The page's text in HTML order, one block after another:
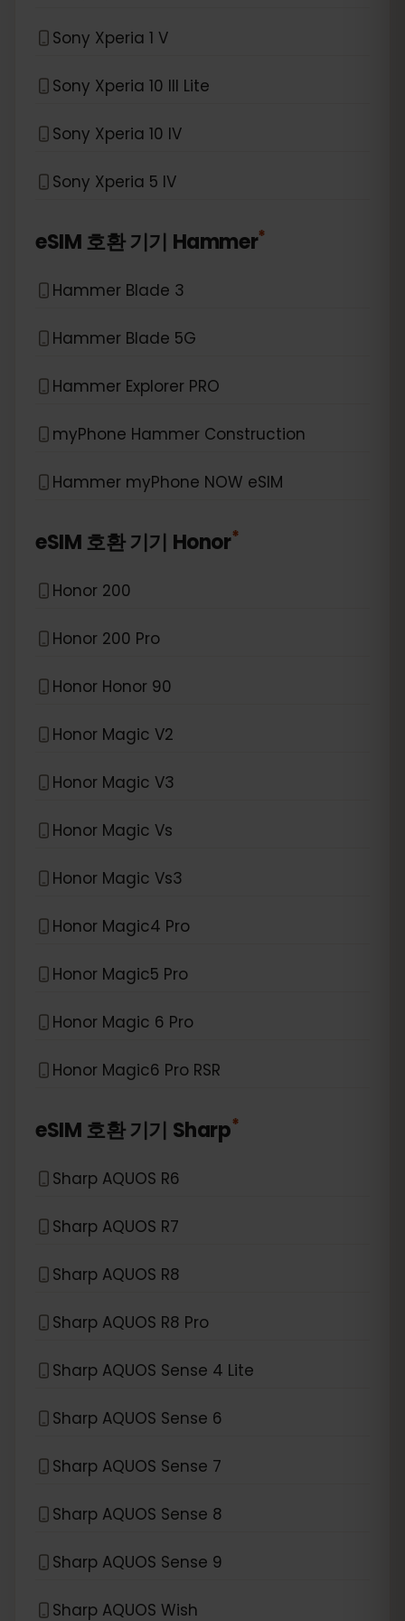
Sony Xperia 1 V
Sony Xperia 10 III Lite
Sony Xperia 10 IV
Sony Xperia 5 IV
eSIM 호환 기기 Hammer*
Hammer Blade 3
Hammer Blade 5G
Hammer Explorer PRO
myPhone Hammer Construction
Hammer myPhone NOW eSIM
eSIM 호환 기기 Honor*
Honor 200
Honor 200 Pro
Honor Honor 90
Honor Magic V2
Honor Magic V3
Honor Magic Vs
Honor Magic Vs3
Honor Magic4 Pro
Honor Magic5 Pro
Honor Magic 6 Pro
Honor Magic6 Pro RSR
eSIM 호환 기기 Sharp*
Sharp AQUOS R6
Sharp AQUOS R7
Sharp AQUOS R8
Sharp AQUOS R8 Pro
Sharp AQUOS Sense 4 Lite
Sharp AQUOS Sense 6
Sharp AQUOS Sense 7
Sharp AQUOS Sense 8
Sharp AQUOS Sense 9
Sharp AQUOS Wish